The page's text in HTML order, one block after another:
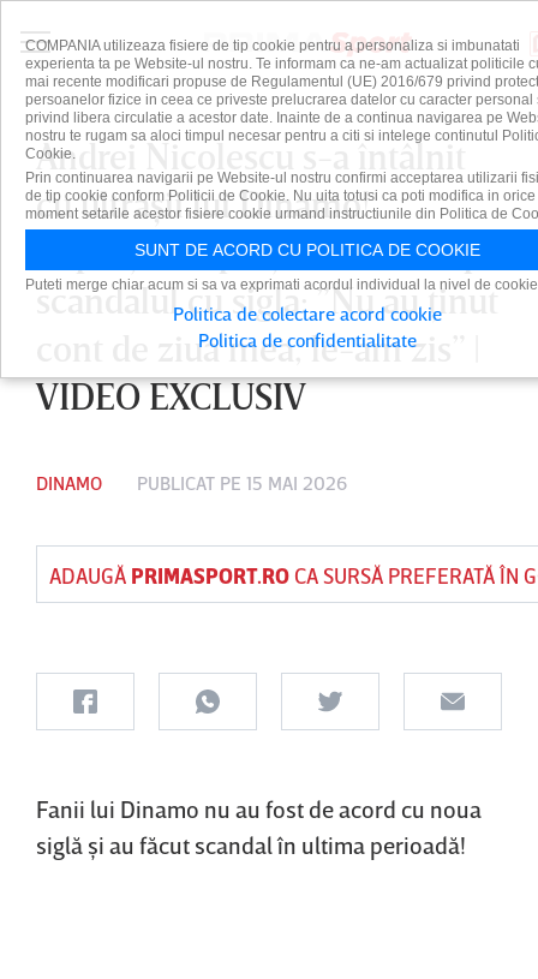
Andrei Nicolescu s-a întâlnit
cu ultraşii lui Dinamo!
Reproşurile preşedintelui după
scandalul cu sigla: ”Nu au ţinut
cont de ziua mea, le-am zis” |
VIDEO EXCLUSIV
DINAMO PUBLICAT PE 15 MAI 2026
ADAUGĂ PRIMASPORT.ROCA SURSĂ PREFERATĂ ÎN
Fanii lui Dinamo nu au fost de acord cu noua
siglă şi au făcut scandal în ultima perioadă!
COMPANIA utilizeaza fisiere de tip cookie pentru a personaliza si imbunatati
experienta ta pe Website-ul nostru. Te informam ca ne-am actualizat politicile
mai recente modificari propuse de Regulamentul (UE) 2016/679 privind
persoanelor fizice in ceea ce priveste prelucrarea datelor cu caracter personal
privind libera circulatie a acestor date. Inainte de a continua navigarea pe
nostru te rugam sa aloci timpul necesar pentru a citi si intelege continutul
Cookie.
Prin continuarea navigarii pe Website-ul nostru confirmi acceptarea utilizarii
de tip cookie conform Politicii de Cookie. Nu uita totusi ca poti modifica in orice
moment setarile acestor fisiere cookie urmand instructiunile din Politica de
SUNT DE ACORD CU POLITICA DE COOKIE
Puteti merge chiar acum si sa va exprimati acordul individual la nivel de
Politica de colectare acord cookie
Politica de confidentialitate